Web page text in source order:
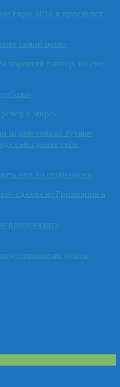
Евро-2016 я проснулся
самой цели»
хороший танцор, но ему
в мире»
играю только лучше»
сам сделал себя
что-то особенное»
сделал из Гризманна и
пропитан духом